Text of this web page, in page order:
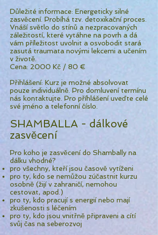
Důležité informace: Energeticky silné
zasvěcení. Probíhá tzv. detoxikační proces.
Vnáší světlo do stínů a nezpracovaných
záležitostí, které vytáhne na povrh a dá
vám příležitost uvolnit a osvobodit stará
zasutá traumata novými lekcemi a učením
v životě.
Cena: 2000 Kč / 80 €
Přihlášení: Kurz je možné absolvovat
pouze individuálně. Pro domluvení termínu
nás kontaktujte. Pro příhlášení uveďte celé
své jméno a telefonní číslo.
SHAMBALLA - dálkové
zasvěcení
Pro koho je zasvěcení do Shambally na
dálku vhodné?
pro všechny, kteří jsou časově vytíženi
pro ty, kdo se nemůžou zúčastnit kurzu
osobně (žijí v zahraničí, nemohou
cestovat, apod.)
pro ty, kdo pracují s energií nebo mají
zkušenosti s léčením
pro ty, kdo jsou vnitřně připraveni a cítí
svůj čas na seberozvoj